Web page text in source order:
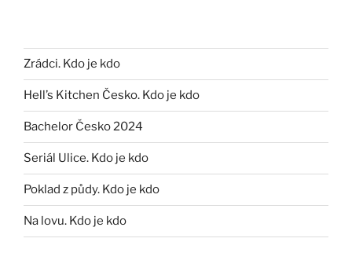
Zrádci. Kdo je kdo
Hell’s Kitchen Česko. Kdo je kdo
Bachelor Česko 2024
Seriál Ulice. Kdo je kdo
Poklad z půdy. Kdo je kdo
Na lovu. Kdo je kdo